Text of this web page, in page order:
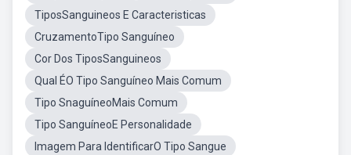
TiposSanguineos E Caracteristicas
CruzamentoTipo Sanguíneo
Cor Dos TiposSanguineos
Qual ÉO Tipo Sanguíneo Mais Comum
Tipo SnaguíneoMais Comum
Tipo SanguíneoE Personalidade
Imagem Para IdentificarO Tipo Sangue